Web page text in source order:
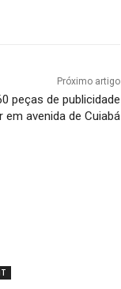
Próximo artigo
peças de publicidade
em avenida de Cuiabá